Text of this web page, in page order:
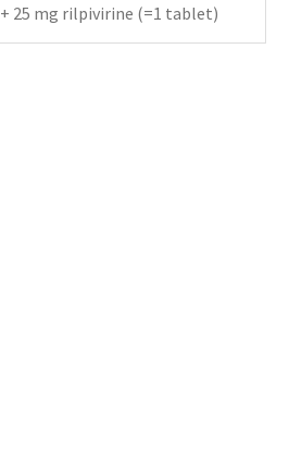
25 mg rilpivirine (=1 tablet)